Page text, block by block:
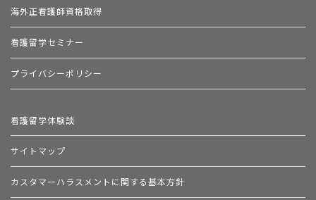
海外正看護師資格取得
看護留学セミナー
プライバシーポリシー
看護留学体験談
サイトマップ
カスタマーハラスメントに関する基本方針